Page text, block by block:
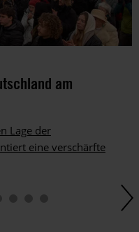
am
Lage der
eine verschärfte